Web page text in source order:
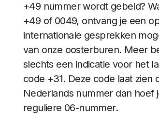
+49 nummer wordt gebeld?
+49 of 0049, ontvang je een
internationale gesprekken
van onze oosterburen. Meer
slechts een indicatie voor het
code +31. Deze code laat
Nederlands nummer dan hoef
reguliere 06-nummer.